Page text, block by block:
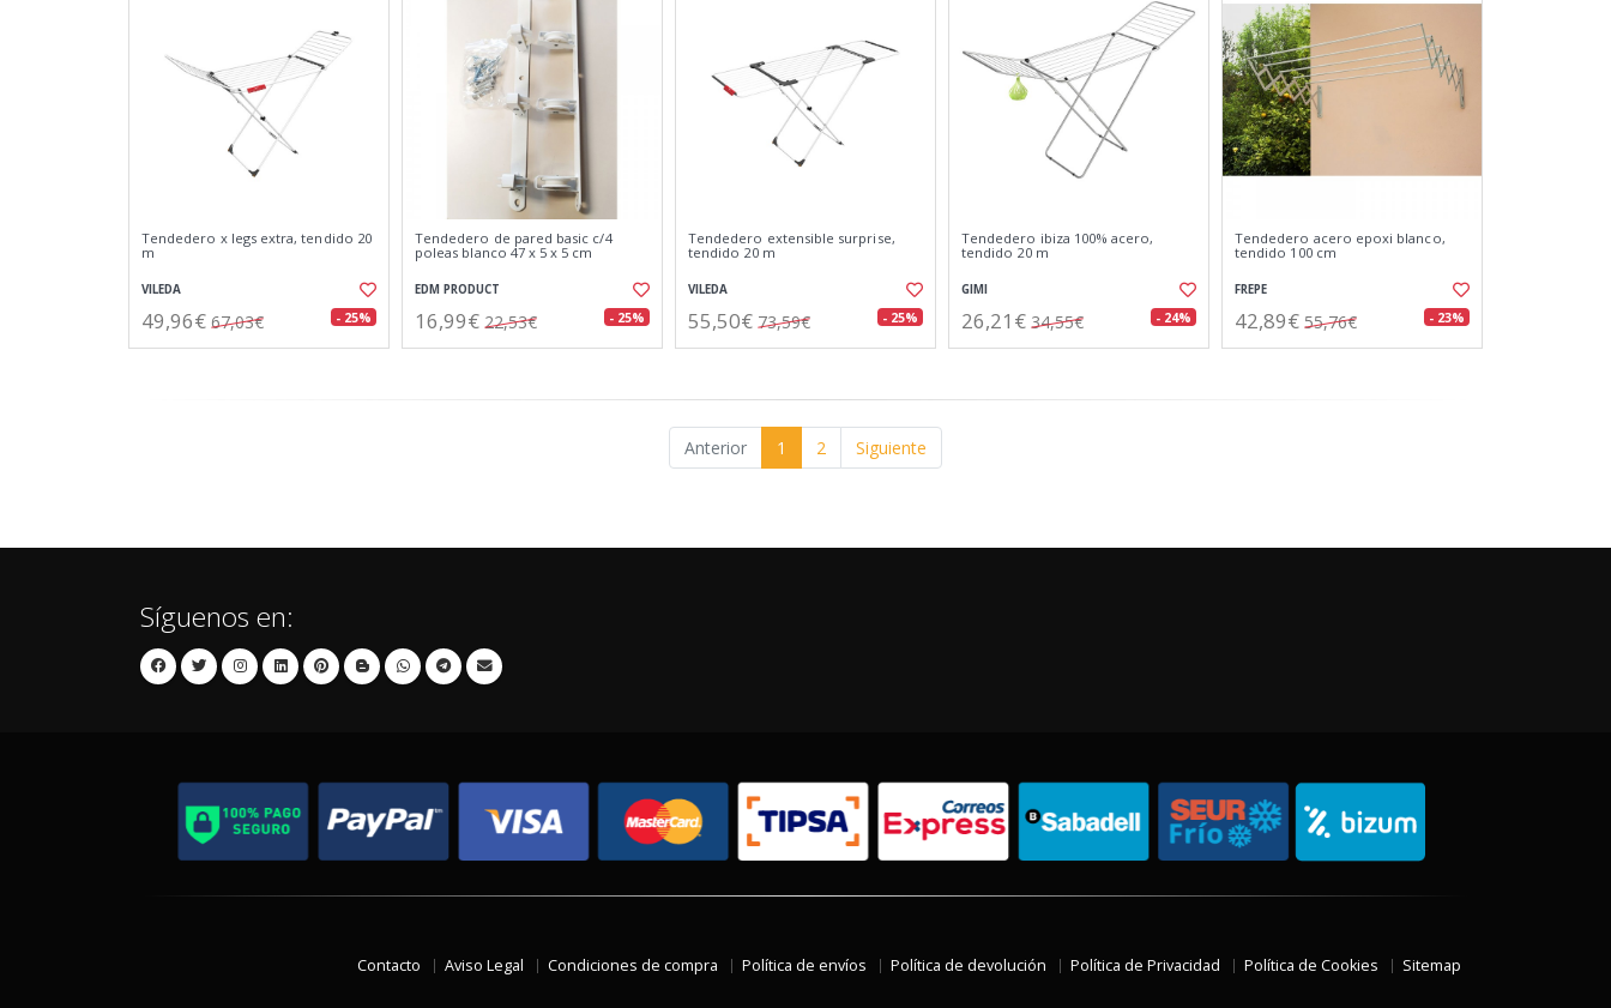
Tendedero x legs extra, tendido 20
m
VILEDA
49,96€ 67,03€ - 25%
Tendedero de pared basic c/4
poleas blanco 47 x 5 x 5 cm
EDM PRODUCT
16,99€ 22,53€ - 25%
Tendedero extensible surprise,
tendido 20 m
VILEDA
55,50€ 73,59€ - 25%
Tendedero ibiza 100% acero,
tendido 20 m
GIMI
26,21€ 34,55€ - 24%
Tendedero acero epoxi blanco,
tendido 100 cm
FREPE
42,89€ 55,76€ - 23%
Anterior 1 2 Siguiente
Síguenos en:
Contacto Aviso Legal Condiciones de compra Política de envíos Política de devolución Política de Privacidad Política de Cookies Sitemap